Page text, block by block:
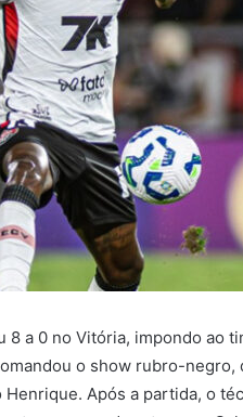
a 0 no Vitória, impondo ao
o show rubro-negro,
Após a partida, o